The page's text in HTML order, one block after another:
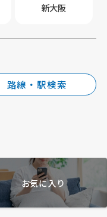
新大阪
路線・駅検索
お気に入り